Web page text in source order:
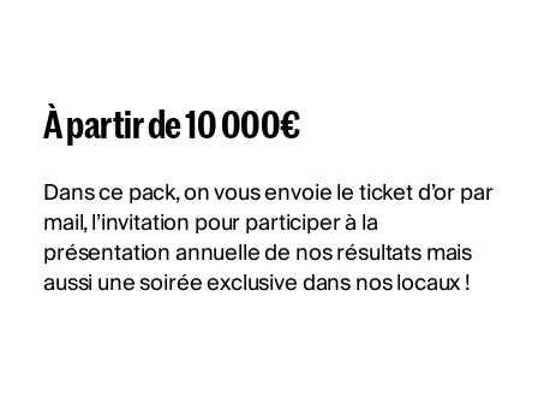
À partir de 10 000€
Dans ce pack, on vous envoie le ticket d’or par
mail, l’invitation pour participer à la
présentation annuelle de nos résultats mais
aussi une soirée exclusive dans nos locaux !